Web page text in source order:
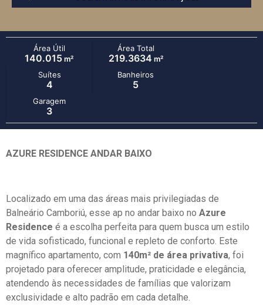
Área Útil
140.015 m²
Área Total
219.3634 m²
Suítes
4
Banheiros
5
Garagem
3
AZURE RESIDENCE ANDAR BAIXO
Localizado em uma das áreas mais privilegiadas de
Balneário Camboriú, esse ap no andar baixo no Azure
Residence é a escolha perfeita para quem busca um estilo
de vida sofisticado, funcional e repleto de conforto. Este
magnífico apartamento, com 140m² de área privativa, foi
projetado para oferecer amplitude, praticidade e elegância,
atendendo às necessidades de famílias que valorizam
exclusividade e alto padrão em cada detalhe.